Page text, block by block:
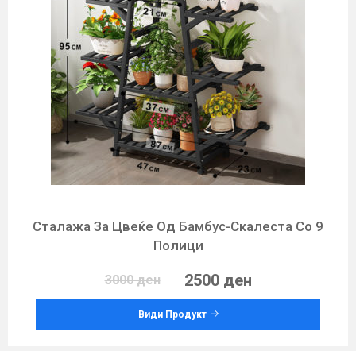
Сталажа За Цвеќе Од Бамбус-Скалеста Со 9
Полици
3000 ден 2500 ден
Види Продукт